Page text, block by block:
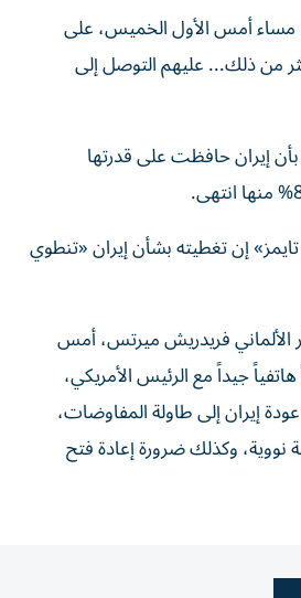
مساء أمس الأول الخميس، على
من ذلك... عليهم التوصل إلى
إيران حافظت على قدرتها
إن تغطيته بشأن إيران «تنطوي
‌الألماني فريدريش ميرتس، أمس
‌جيداً مع الرئيس الأمريكي،
إيران إلى طاولة المفاوضات،
وكذلك ضرورة ‌إعادة فتح